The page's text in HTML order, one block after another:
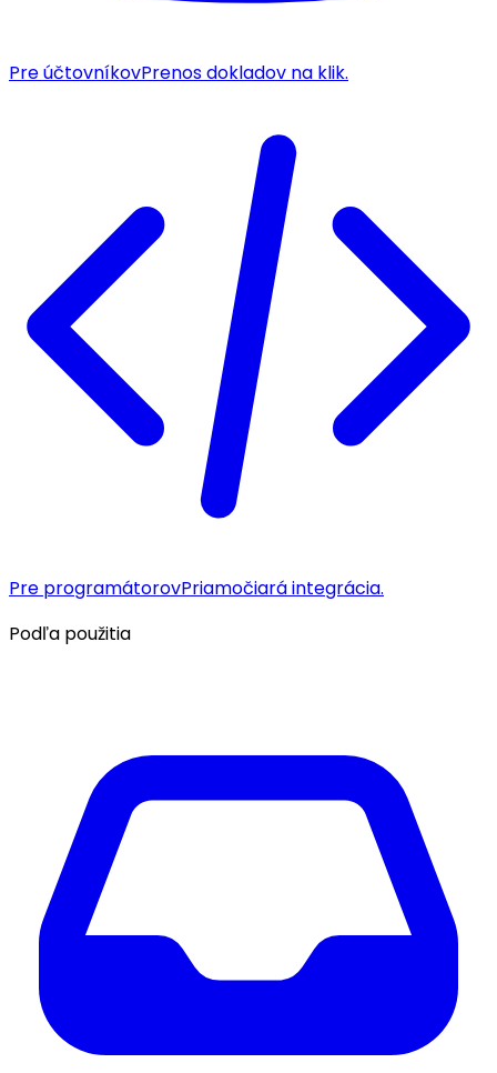
Pre účtovníkovPrenos dokladov na klik.
Pre programátorovPriamočiará integrácia.
Podľa použitia